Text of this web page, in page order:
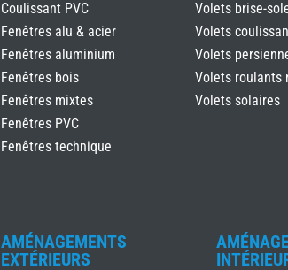
Coulissant PVC
Fenêtres alu & acier
Fenêtres aluminium
Fenêtres bois
Fenêtres mixtes
Fenêtres PVC
Fenêtres technique
Volets brise-
Volets
Volets
Volets roulants
Volets solaires
AMÉNAGEMENTS
EXTÉRIEURS